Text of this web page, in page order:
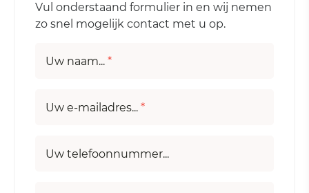
Vul onderstaand formulier in en wij nemen
zo snel mogelijk contact met u op.
Uw naam... *
Uw e-mailadres... *
Uw telefoonnummer...